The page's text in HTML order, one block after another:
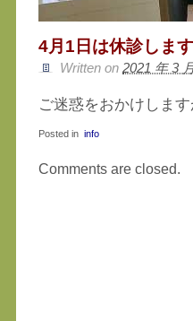
4月1日は休診します
Written on 2021 年 3
ご迷惑をおかけしま
Posted in info
Comments are closed.